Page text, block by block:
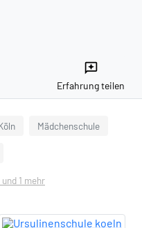
reviews
Erfahrung teilen
Mädchenschule
1 mehr